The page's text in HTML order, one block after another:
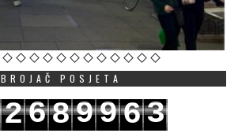
BROJAČ POSJETA
2689963